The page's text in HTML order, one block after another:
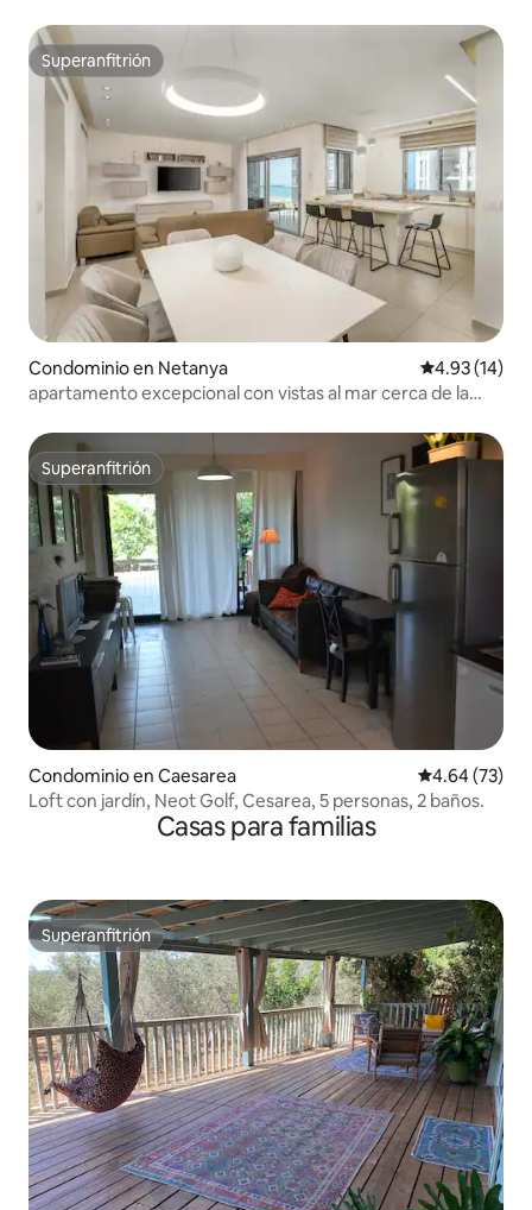
Superanfitrión
Superanfitrión
Condominio en Netanya Calificación
4.93 (14)
apartamento excepcional con vistas al mar cerca de la
Superanfitrión
Superanfitrión
Condominio en Caesarea Calificación
4.64 (73)
Loft con jardín, Neot Golf, Cesarea, 5 personas, 2 baños.
Casas para familias
Superanfitrión
Superanfitrión